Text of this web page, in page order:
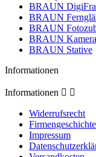
BRAUN
BRAUN
BRAUN
BRAUN
BRAUN Stative
Informationen
Informationen  
Widerrufsrecht
Firmengeschichte
Impressum